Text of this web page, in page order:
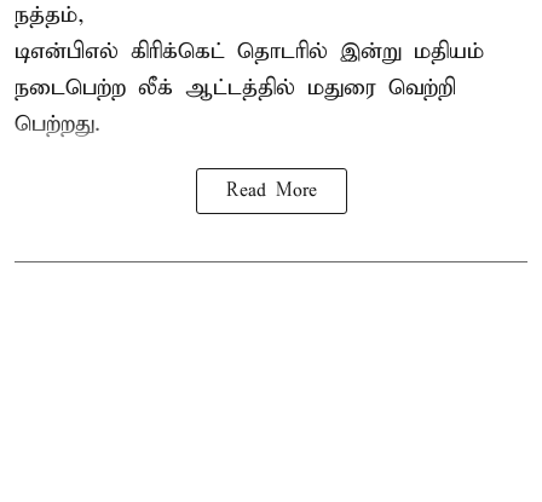
நத்தம்,
டிஎன்பிஎல் கிரிக்கெட் தொடரில் இன்று மதியம்
நடைபெற்ற லீக் ஆட்டத்தில் மதுரை வெற்றி
பெற்றது.
Read More